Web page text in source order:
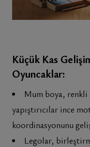
Küçük Kas
Oyuncaklar:
Mum boya, renkli
yapıştırıcılar ince
koordinasyonunu
Legolar,